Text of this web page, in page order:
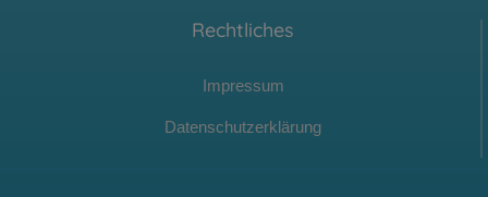
Rechtliches
Impressum
Datenschutzerklärung